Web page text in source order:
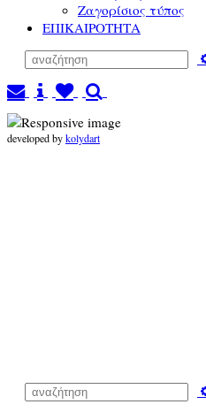
Ζαγορίσιος τύπος
ΕΠΙΚΑΙΡΟΤΗΤΑ
developed bykolydart